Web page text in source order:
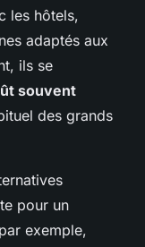
les hôtels,
adaptés aux
ils se
souvent
des grands
pour un
exemple,